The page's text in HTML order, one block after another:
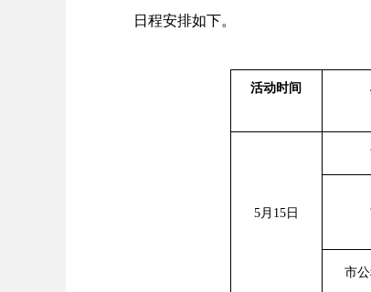
日程安排如下。
活动时间
5月15日
市